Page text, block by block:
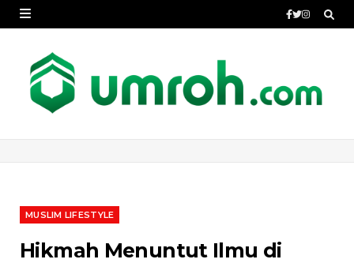
MUSLIM LIFESTYLE
Hikmah Menuntut Ilmu di